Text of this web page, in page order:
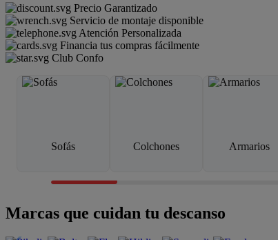
Precio Garantizado
Servicio de montaje disponible
Atención Personalizada
Financia tus compras fácilmente
Club Confo
Sofás Colchones Armarios
Marcas que cuidan tu descanso